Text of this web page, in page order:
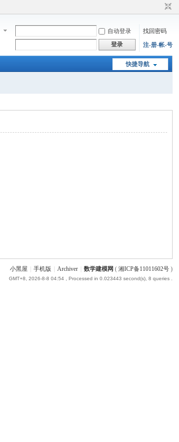
自动登录
找回密码
登录 注-册-帐-号
快捷导航
小黑屋 手机版 Archiver 数学建模网 ( 湘ICP备11011602号)
GMT+8, 2026-8-8 04:54, Processed in 0.023443 second(s), 8 queries .